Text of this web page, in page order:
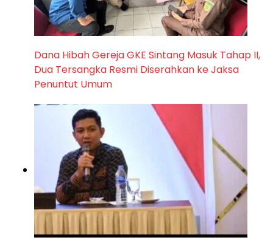
Dana Hibah Gereja GKE Sintang Masuk Tahap II,
Dua Tersangka Resmi Diserahkan ke Jaksa
Penuntut Umum